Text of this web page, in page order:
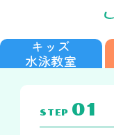
キッズ
水泳教室
STEP 01